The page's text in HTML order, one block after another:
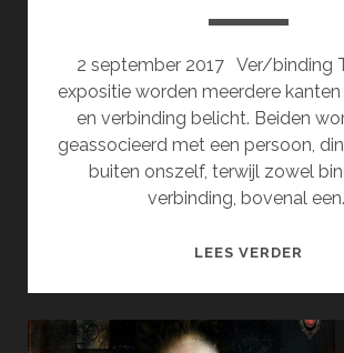
2 september 2017 Ver/binding
expositie worden meerdere
en verbinding belicht. Beiden
geassocieerd met een persoon,
buiten onszelf, terwijl zowel
verbinding, bovenal
LEES VERDER
&